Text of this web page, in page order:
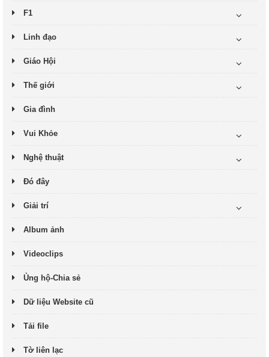
F1
Linh đạo
Giáo Hội
Thế giới
Gia đình
Vui Khỏe
Nghệ thuật
Đó đây
Giải trí
Album ảnh
Videoclips
Ủng hộ-Chia sẻ
Dữ liệu Website cũ
Tải file
Tờ liên lạc